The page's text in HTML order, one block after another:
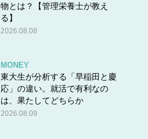
物とは？【管理栄養士が教え
る】
2026.08.08
MONEY
東大生が分析する「早稲田と慶
応」の違い。就活で有利なの
は、果たしてどちらか
2026.08.09